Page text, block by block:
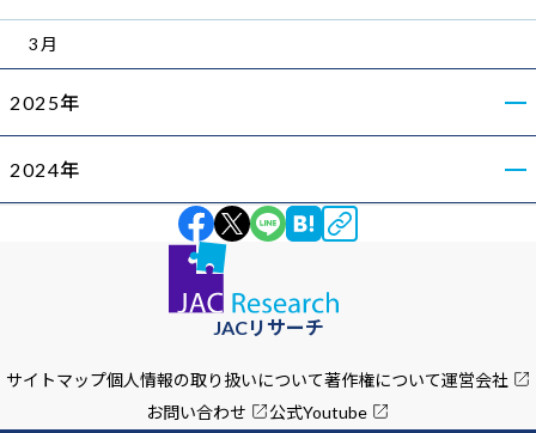
3月
2025年
2024年
JACリサーチ
サイトマップ個人情報の取り扱いについて著作権について運営会社
お問い合わせ
公式Youtube